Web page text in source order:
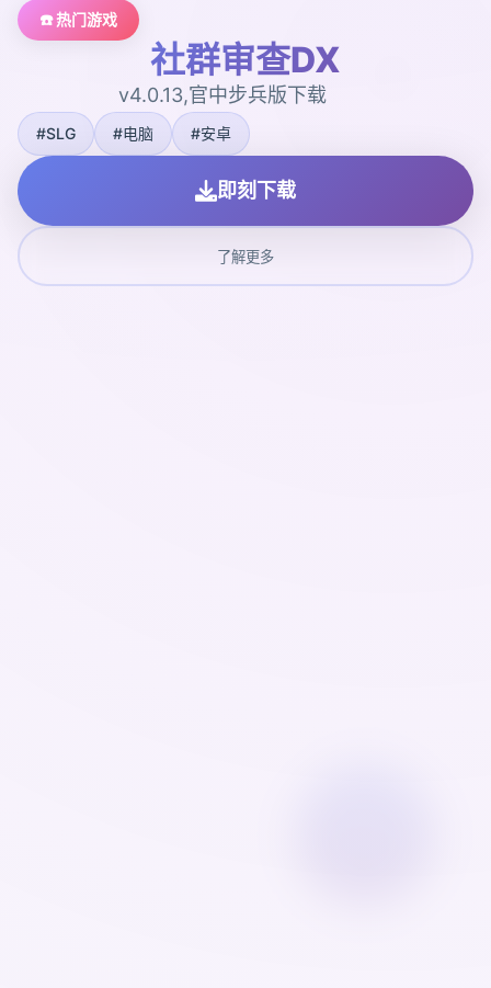
☎️ 热门游戏
社群审查DX
v4.0.13,官中步兵版下载
#SLG #电脑 #安卓
即刻下载
了解更多